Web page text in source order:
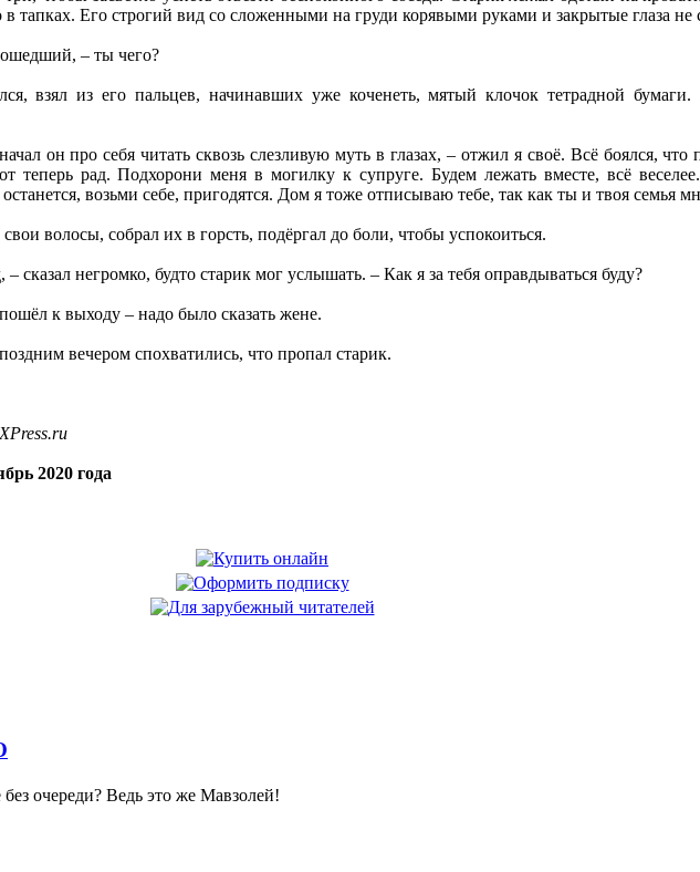
тапках. Его строгий вид со сложенными на груди корявыми руками и закрытые глаза не
– ты чего?
взял из его пальцев, начинавших уже коченеть, мятый клочок тетрадной
он про себя читать сквозь слезливую муть в глазах, – отжил я своё. Всё боялся,
теперь рад. Подхорони меня в могилку к супруге. Будем лежать вместе, всё
возьми себе, пригодятся. Дом я тоже отписываю тебе, так как ты и твоя семья
волосы, собрал их в горсть, подёргал до боли, чтобы успокоиться.
сказал негромко, будто старик мог услышать. – Как я за тебя оправдываться буду?
к выходу – надо было сказать жене.
вечером спохватились, что пропал старик.
2020 года
очереди? Ведь это же Мавзолей!